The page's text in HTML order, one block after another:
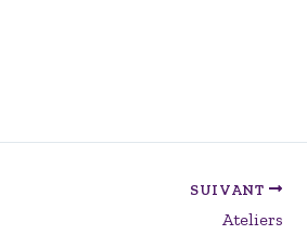
SUIVANT
Ateliers